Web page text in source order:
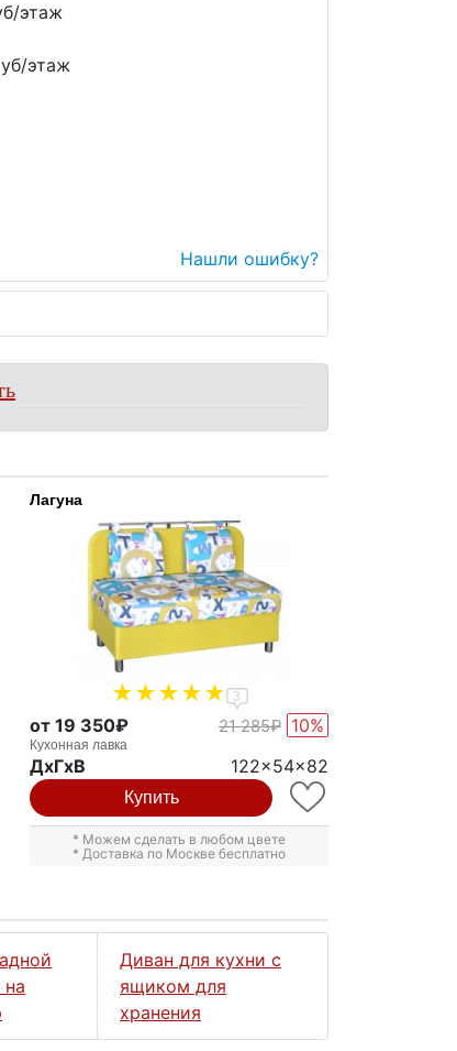
этаж
этаж
Нашли ошибку?
Лагуна
3
от 19 350₽ 21 285₽ 10%
Кухонная лавка
ДxГxВ 122x54x82
Купить
* Можем сделать в любом цвете
* Доставка по Москве бесплатно
на
Диван для кухни с
ящиком для
хранения